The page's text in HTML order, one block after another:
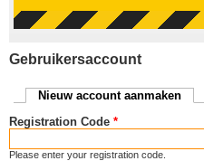
Gebruikersaccount
Primaire tabs
Nieuw account aanmaken
Registration Code *
Please enter your registration code.